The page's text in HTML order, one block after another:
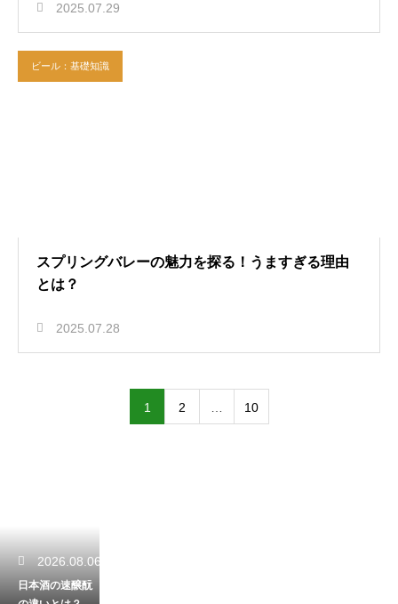
2025.07.29
ビール：基礎知識
スプリングバレーの魅力を探る！うますぎる理由
とは？
2025.07.28
1 2 10
2026.08.06
日本酒の速醸酛